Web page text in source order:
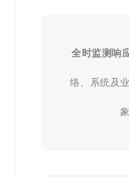
全时监测响
络、系统及